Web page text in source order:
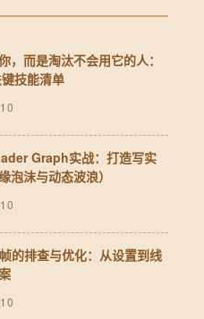
，而是淘汰不会用它的人：
技能清单
Graph实战：打造写实
泡沫与动态波浪）
的排查与优化：从设置到线